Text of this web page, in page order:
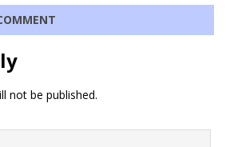
not be published.